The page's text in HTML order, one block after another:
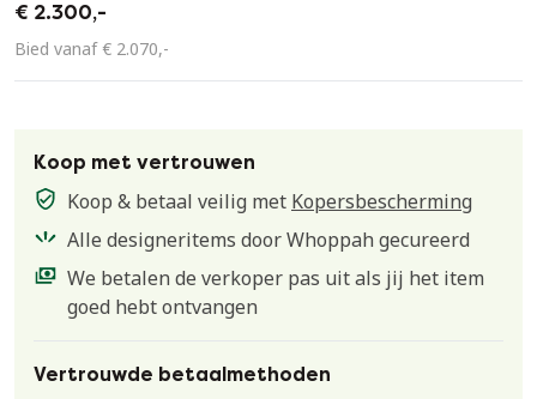
€ 2.300,-
Bied vanaf € 2.070,-
Koop met vertrouwen
Koop & betaal veilig met Kopersbescherming
Alle designeritems door Whoppah gecureerd
We betalen de verkoper pas uit als jij het item
goed hebt ontvangen
Vertrouwde betaalmethoden